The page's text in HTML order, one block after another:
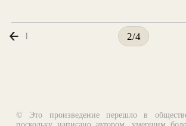
I 2/4
© Это произведение перешло в